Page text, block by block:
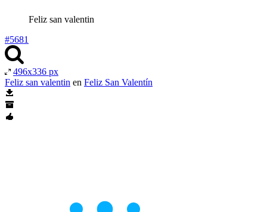
Feliz san valentin
#5681
496x336 px
Feliz san valentin en Feliz San Valentín